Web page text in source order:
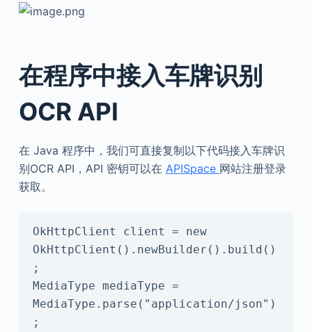
在程序中接入车牌识别
OCR API
在 Java 程序中，我们可直接复制以下代码接入车牌识
别OCR API，API 密钥可以在 APISpace 网站注册登录
获取。
OkHttpClient client = new
OkHttpClient().newBuilder().build()
;
MediaType mediaType =
MediaType.parse("application/json")
;